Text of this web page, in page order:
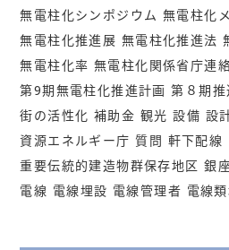
無電柱化シンポジウム 無電柱化
無電柱化推進展 無電柱化推進法
無電柱化率 無電柱化関係省庁連
第9期無電柱化推進計画 第８期
街の活性化 補助金 観光 設備 設
資源エネルギー庁 質問 軒下配線
重要伝統的建造物群保存地区 銀
電線 電線埋設 電線管理者 電線